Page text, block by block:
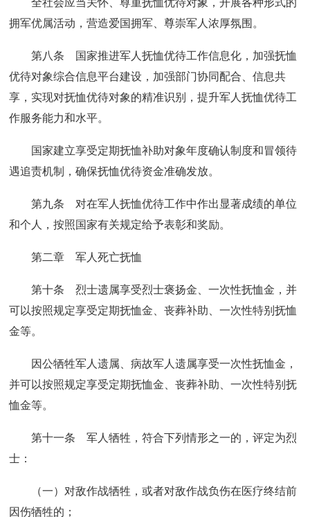
全社会应当关怀、尊重抚恤优待对象，开展各种形式的
拥军优属活动，营造爱国拥军、尊崇军人浓厚氛围。
第八条 国家推进军人抚恤优待工作信息化，加强抚恤
优待对象综合信息平台建设，加强部门协同配合、信息共
享，实现对抚恤优待对象的精准识别，提升军人抚恤优待工
作服务能力和水平。
国家建立享受定期抚恤补助对象年度确认制度和冒领待
遇追责机制，确保抚恤优待资金准确发放。
第九条 对在军人抚恤优待工作中作出显著成绩的单位
和个人，按照国家有关规定给予表彰和奖励。
第二章 军人死亡抚恤
第十条 烈士遗属享受烈士褒扬金、一次性抚恤金，并
可以按照规定享受定期抚恤金、丧葬补助、一次性特别抚恤
金等。
因公牺牲军人遗属、病故军人遗属享受一次性抚恤金，
并可以按照规定享受定期抚恤金、丧葬补助、一次性特别抚
恤金等。
第十一条 军人牺牲，符合下列情形之一的，评定为烈
士：
（一）对敌作战牺牲，或者对敌作战负伤在医疗终结前
因伤牺牲的；